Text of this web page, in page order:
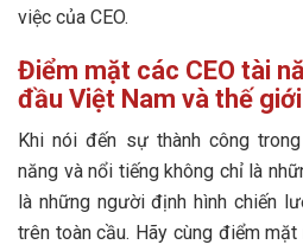
việc của CEO.
Điểm mặt các CEO tài
đầu Việt Nam và thế giới
Khi nói đến sự thành công
năng và nổi tiếng không chỉ là
là những người định hình chiến
trên toàn cầu. Hãy cùng điểm